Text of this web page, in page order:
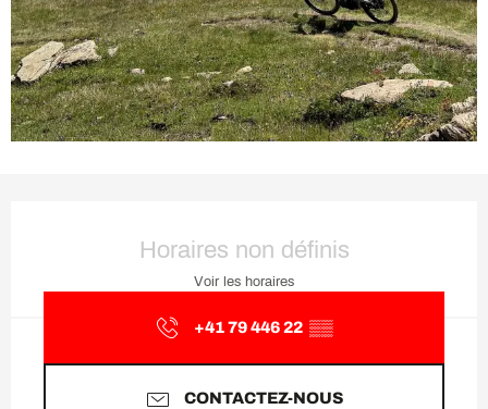
Horaires non définis
Voir les horaires
+41 79 446 22 ▒▒
CONTACTEZ-NOUS